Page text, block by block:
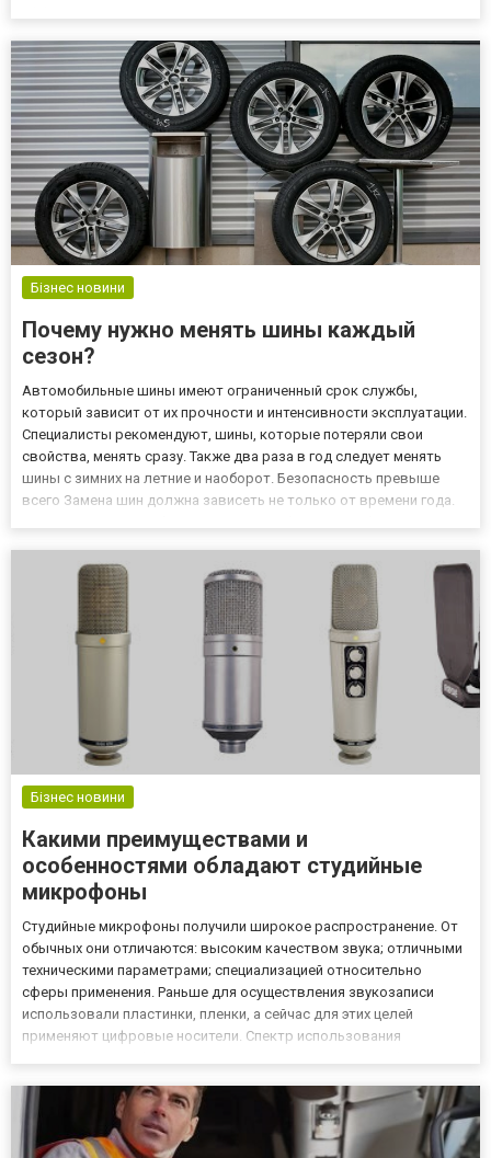
психотерапии в Ки...
Бізнес новини
Почему нужно менять шины каждый
сезон?
Автомобильные шины имеют ограниченный срок службы,
который зависит от их прочности и интенсивности эксплуатации.
Специалисты рекомендуют, шины, которые потеряли свои
свойства, менять сразу. Также два раза в год следует менять
шины с зимних на летние и наоборот. Безопасность превыше
всего Замена шин должна зависеть не только от времени года.
Бізнес новини
Какими преимуществами и
особенностями обладают студийные
микрофоны
Студийные микрофоны получили широкое распространение. От
обычных они отличаются: высоким качеством звука; отличными
техническими параметрами; специализацией относительно
сферы применения. Раньше для осуществления звукозаписи
использовали пластинки, пленки, а сейчас для этих целей
применяют цифровые носители. Спектр использования
https://intermuzika.com.ua/stud...